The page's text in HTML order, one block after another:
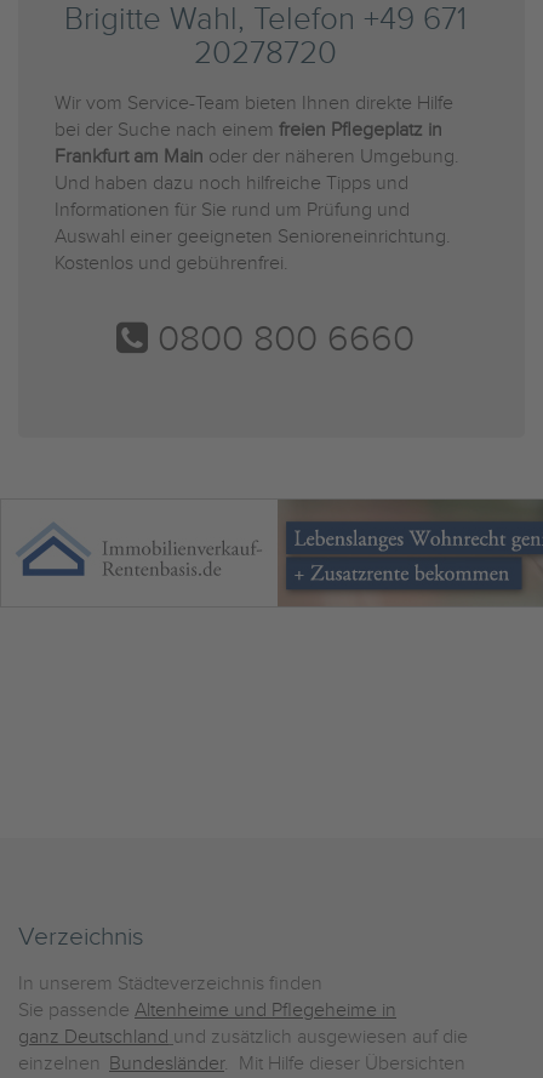
Brigitte Wahl, Telefon +49 671
20278720
Wir vom Service-Team bieten Ihnen direkte Hilfe
bei der Suche nach einem freien Pflegeplatz in
Frankfurt am Main oder der näheren Umgebung.
Und haben dazu noch hilfreiche Tipps und
Informationen für Sie rund um Prüfung und
Auswahl einer geeigneten Senioreneinrichtung.
Kostenlos und gebührenfrei.
0800 800 6660
Verzeichnis
In unserem Städteverzeichnis finden
Sie passende Altenheime und Pflegeheime in
ganz Deutschland und zusätzlich ausgewiesen auf die
einzelnen Bundesländer. Mit Hilfe dieser Übersichten